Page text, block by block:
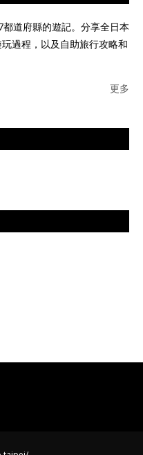
道府縣的遊記。分享全日本
過程，以及自助旅行攻略和
更多